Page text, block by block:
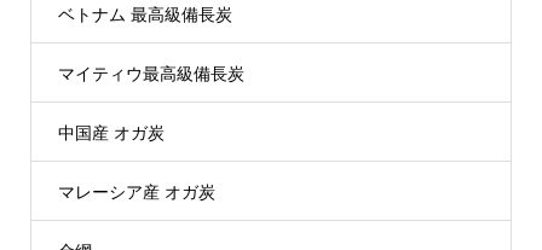
ベトナム 最高級備長炭
マイティウ最高級備長炭
中国産 オガ炭
マレーシア産 オガ炭